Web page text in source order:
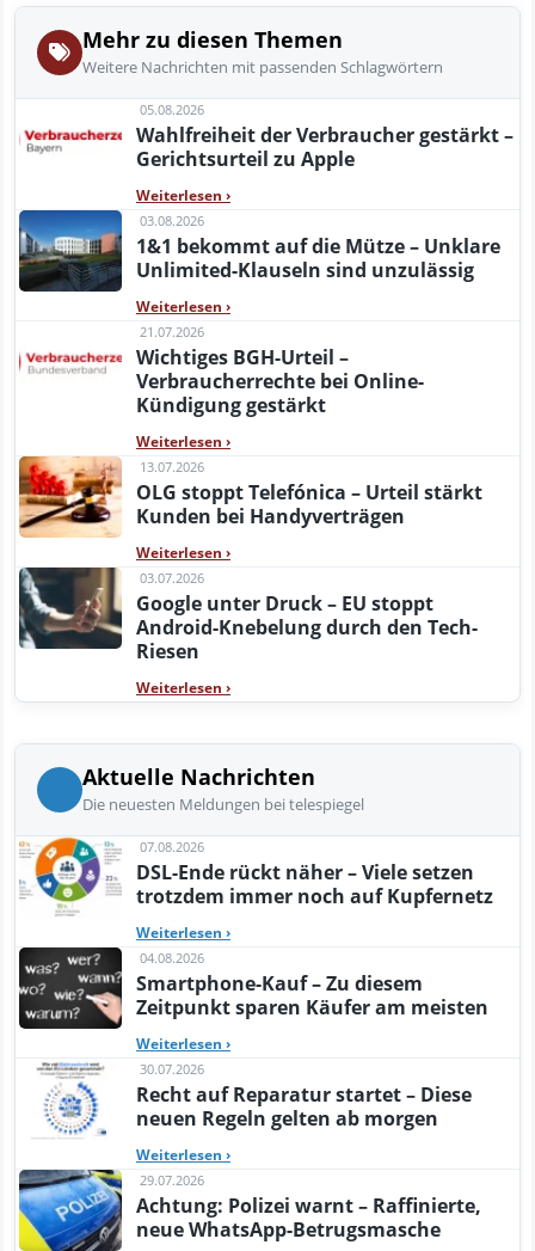
Mehr zu diesen Themen
Weitere Nachrichten mit passenden Schlagwörtern
05.08.2026
Wahlfreiheit der Verbraucher gestärkt –
Gerichtsurteil zu Apple
Weiterlesen ›
03.08.2026
1&1 bekommt auf die Mütze – Unklare
Unlimited-Klauseln sind unzulässig
Weiterlesen ›
21.07.2026
Wichtiges BGH-Urteil –
Verbraucherrechte bei Online-
Kündigung gestärkt
Weiterlesen ›
13.07.2026
OLG stoppt Telefónica – Urteil stärkt
Kunden bei Handyverträgen
Weiterlesen ›
03.07.2026
Google unter Druck – EU stoppt
Android-Knebelung durch den Tech-
Riesen
Weiterlesen ›
Aktuelle Nachrichten
Die neuesten Meldungen bei telespiegel
07.08.2026
DSL-Ende rückt näher – Viele setzen
trotzdem immer noch auf Kupfernetz
Weiterlesen ›
04.08.2026
Smartphone-Kauf – Zu diesem
Zeitpunkt sparen Käufer am meisten
Weiterlesen ›
30.07.2026
Recht auf Reparatur startet – Diese
neuen Regeln gelten ab morgen
Weiterlesen ›
29.07.2026
Achtung: Polizei warnt – Raffinierte,
neue WhatsApp-Betrugsmasche